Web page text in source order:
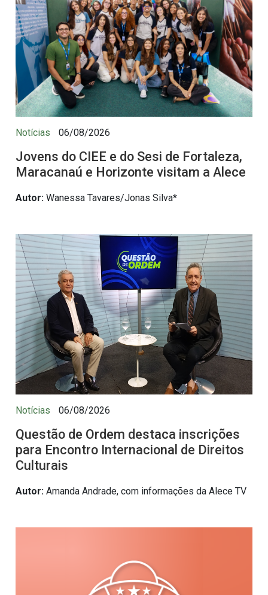
Notícias 06/08/2026
Jovens do CIEE e do Sesi de Fortaleza,
Maracanaú e Horizonte visitam a Alece
Autor: Wanessa Tavares/Jonas Silva*
Notícias 06/08/2026
Questão de Ordem destaca inscrições
para Encontro Internacional de Direitos
Culturais
Autor: Amanda Andrade, com informações da Alece TV